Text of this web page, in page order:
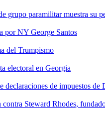
grupo paramilitar muestra su
por NY George Santos
del Trumpismo
electoral en Georgia
declaraciones de impuestos de
Steward Rhodes,